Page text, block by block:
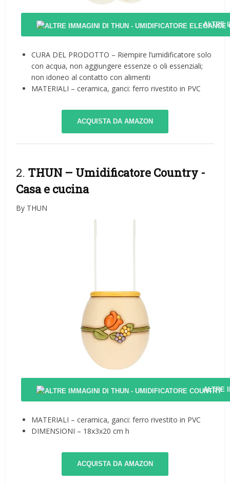
ALTRE
CURA DEL PRODOTTO – Riempire l’umidificatore solo
con acqua, non aggiungere essenze o oli essenziali;
non idoneo al contatto con alimenti
MATERIALI – ceramica, ganci: ferro rivestito in PVC
ACQUISTA DA AMAZON
2. THUN – Umidificatore Country -
Casa e cucina
By THUN
ALTRE
MATERIALI – ceramica, ganci: ferro rivestito in PVC
DIMENSIONI – 18x3x20 cm h
ACQUISTA DA AMAZON